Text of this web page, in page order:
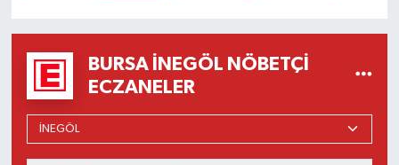
BURSA İNEGÖL NÖBETÇI
ECZANELER